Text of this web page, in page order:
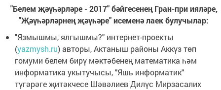
"Белем җәүһәрләре - 2017" бәйгесенең Гран-при ияләре,
"Җәүһәрләрнең җәүһәре" исеменә лаек булучылар:
"Язмышмы, ялгышмы?" интернет-проекты
(yazmysh.ru) авторы, Актаныш районы Аккүз төп
гомуми белем бирү мәктәбенең математика һәм
информатика укытучысы, "Яшь информатик"
түгәрәге җитәкчесе Шәвәлиев Дилүс Мирзасалих